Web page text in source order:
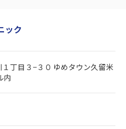
ック
丁目３−３０ ゆめタウン久留米
内